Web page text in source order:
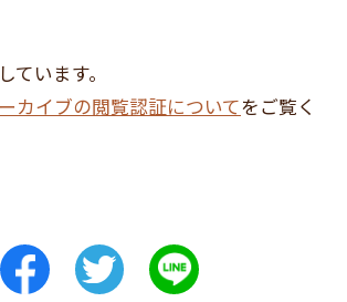
ています。
カイブの閲覧認証についてをご覧く